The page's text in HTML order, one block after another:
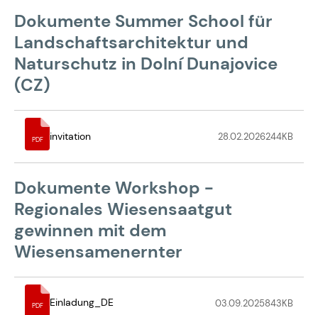
Dokumente Summer School für
Landschaftsarchitektur und
Naturschutz in Dolní Dunajovice
(CZ)
PDF invitation 28.02.2026244KB
Dokumente Workshop -
Regionales Wiesensaatgut
gewinnen mit dem
Wiesensamenernter
PDF Einladung_DE 03.09.2025843KB